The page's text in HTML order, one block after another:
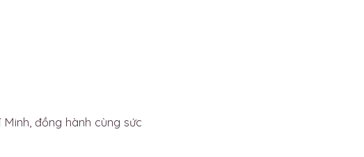
đồng hành cùng sức